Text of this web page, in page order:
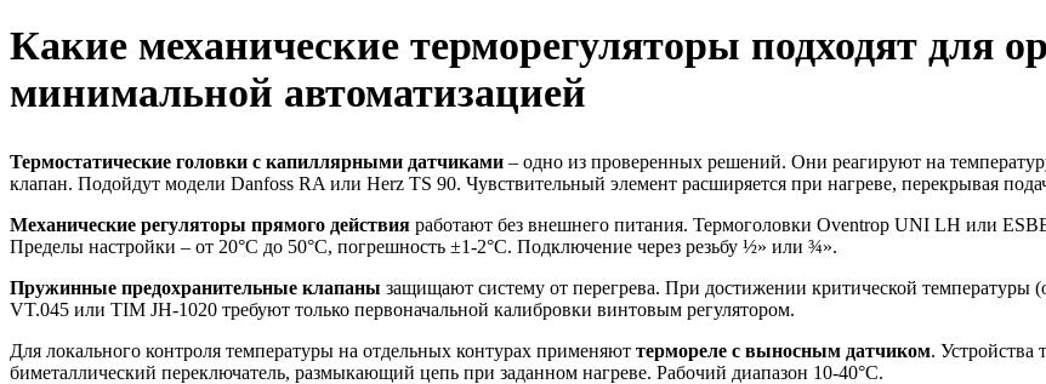
Какие механические терморегуляторы подходят для
минимальной автоматизацией
Термостатические головки с капиллярными датчиками – одно из проверенных решений. Они реагируют на
клапан. Подойдут модели Danfoss RA или Herz TS 90. Чувствительный элемент расширяется при нагреве, перекрывая
Механические регуляторы прямого действия работают без внешнего питания. Термоголовки Oventrop UNI LH или
Пределы настройки – от 20°C до 50°C, погрешность ±1-2°C. Подключение через резьбу ½» или ¾».
Пружинные предохранительные клапаны защищают систему от перегрева. При достижении критической температуры
VT.045 или TIM JH-1020 требуют только первоначальной калибровки винтовым регулятором.
Для локального контроля температуры на отдельных контурах применяют термореле с выносным датчиком.
биметаллический переключатель, размыкающий цепь при заданном нагреве. Рабочий диапазон 10-40°С.